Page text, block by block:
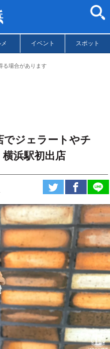
イベント スポット
る場合があります
でジェラートやチ
浜駅初出店